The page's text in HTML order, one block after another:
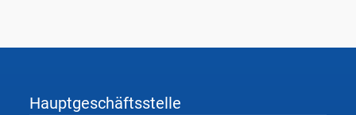
Hauptgeschäftsstelle